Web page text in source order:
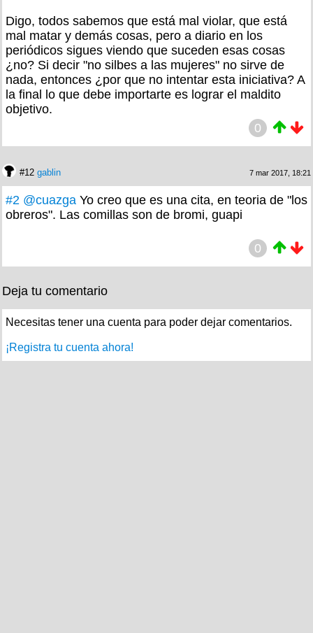
Digo, todos sabemos que está mal violar, que está
mal matar y demás cosas, pero a diario en los
periódicos sigues viendo que suceden esas cosas
¿no? Si decir "no silbes a las mujeres" no sirve de
nada, entonces ¿por que no intentar esta iniciativa? A
la final lo que debe importarte es lograr el maldito
objetivo.
0
#12 gablin 7 mar 2017, 18:21
#2 @cuazga Yo creo que es una cita, en teoria de "los
obreros". Las comillas son de bromi, guapi
0
Deja tu comentario
Necesitas tener una cuenta para poder dejar comentarios.
¡Registra tu cuenta ahora!